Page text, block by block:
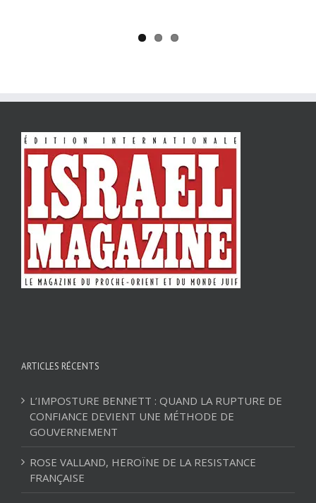
ARTICLES RÉCENTS
L’IMPOSTURE BENNETT : QUAND LA RUPTURE DE
CONFIANCE DEVIENT UNE MÉTHODE DE
GOUVERNEMENT
ROSE VALLAND, HEROÏNE DE LA RESISTANCE
FRANÇAISE